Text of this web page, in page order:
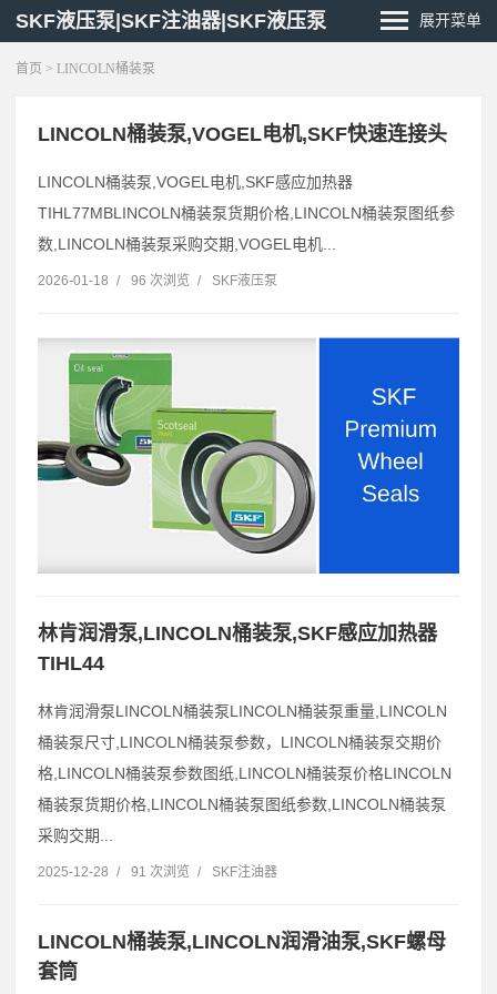
SKF液压泵|SKF注油器|SKF液压泵 展开菜单
首页 > LINCOLN桶装泵
LINCOLN桶装泵,VOGEL电机,SKF快速连接头
LINCOLN桶装泵,VOGEL电机,SKF感应加热器
TIHL77MBLINCOLN桶装泵货期价格,LINCOLN桶装泵图纸参
数,LINCOLN桶装泵采购交期,VOGEL电机...
2026-01-18 / 96 次浏览 / SKF液压泵
林肯润滑泵,LINCOLN桶装泵,SKF感应加热器
TIHL44
林肯润滑泵LINCOLN桶装泵LINCOLN桶装泵重量,LINCOLN
桶装泵尺寸,LINCOLN桶装泵参数，LINCOLN桶装泵交期价
格,LINCOLN桶装泵参数图纸,LINCOLN桶装泵价格LINCOLN
桶装泵货期价格,LINCOLN桶装泵图纸参数,LINCOLN桶装泵
采购交期...
2025-12-28 / 91 次浏览 / SKF注油器
LINCOLN桶装泵,LINCOLN润滑油泵,SKF螺母
套筒